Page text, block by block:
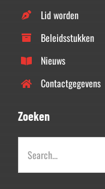
Lid worden
Beleidsstukken
Nieuws
Contactgegevens
Zoeken
naar: